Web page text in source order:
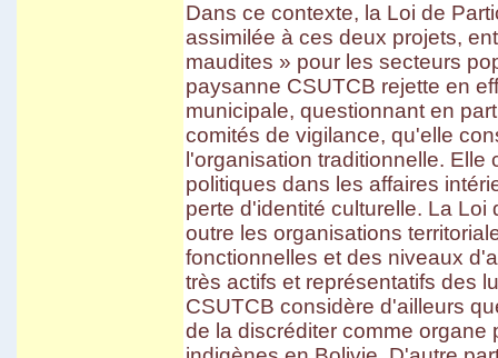
Dans ce contexte, la Loi de
assimilée à ces deux projets,
maudites » pour les secteurs
paysanne CSUTCB rejette en
municipale, questionnant en
comités de vigilance, qu'elle
l'organisation traditionnelle.
politiques dans les affaires
perte d'identité culturelle. La
outre les organisations
fonctionnelles et des niveaux
très actifs et représentatifs des
CSUTCB considère d'ailleurs
de la discréditer comme